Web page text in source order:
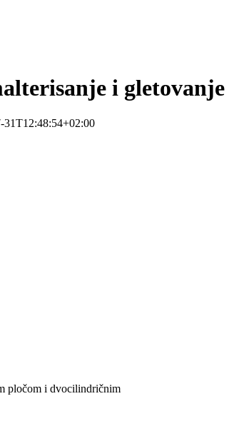
i gletovanje
31T12:48:54+02:00
pločom i dvocilindričnim